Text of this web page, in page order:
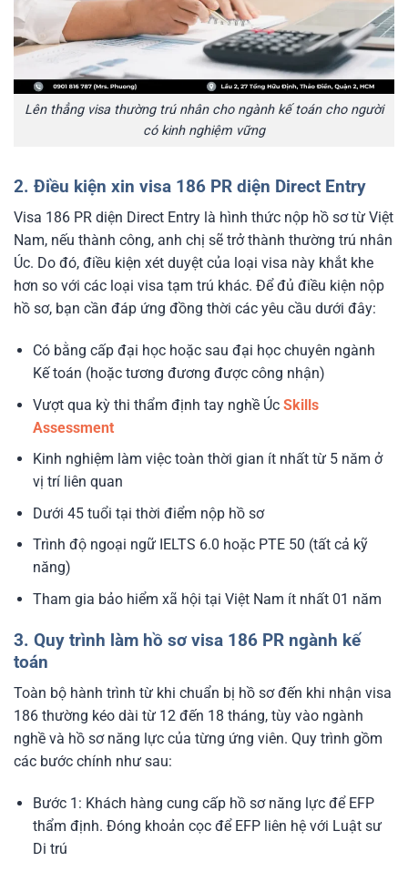
Lên thẳng visa thường trú nhân cho ngành kế toán cho người
có kinh nghiệm vững
2. Điều kiện xin visa 186 PR diện Direct Entry
Visa 186 PR diện Direct Entry là hình thức nộp hồ sơ từ Việt
Nam, nếu thành công, anh chị sẽ trở thành thường trú nhân
Úc. Do đó, điều kiện xét duyệt của loại visa này khắt khe
hơn so với các loại visa tạm trú khác. Để đủ điều kiện nộp
hồ sơ, bạn cần đáp ứng đồng thời các yêu cầu dưới đây:
Có bằng cấp đại học hoặc sau đại học chuyên ngành
Kế toán (hoặc tương đương được công nhận)
Vượt qua kỳ thi thẩm định tay nghề Úc Skills
Assessment
Kinh nghiệm làm việc toàn thời gian ít nhất từ 5 năm ở
vị trí liên quan
Dưới 45 tuổi tại thời điểm nộp hồ sơ
Trình độ ngoại ngữ IELTS 6.0 hoặc PTE 50 (tất cả kỹ
năng)
Tham gia bảo hiểm xã hội tại Việt Nam ít nhất 01 năm
3. Quy trình làm hồ sơ visa 186 PR ngành kế
toán
Toàn bộ hành trình từ khi chuẩn bị hồ sơ đến khi nhận visa
186 thường kéo dài từ 12 đến 18 tháng, tùy vào ngành
nghề và hồ sơ năng lực của từng ứng viên. Quy trình gồm
các bước chính như sau:
Bước 1: Khách hàng cung cấp hồ sơ năng lực để EFP
thẩm định. Đóng khoản cọc để EFP liên hệ với Luật sư
Di trú